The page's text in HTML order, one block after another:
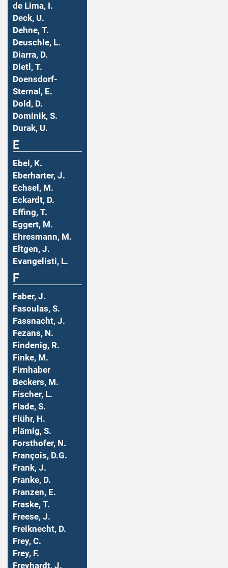
de Lima, I.
Deck, U.
Dehne, T.
Deuschle, L.
Diarra, D.
Dietl, T.
Doensdorf-
Sternal, E.
Dold, D.
Dominik, S.
Durak, U.
E
Ebel, K.
Eberharter, J.
Echsel, M.
Eckardt, D.
Effing, T.
Eggert, M.
Ehresmann, M.
Eltgen, J.
Evangelisti, L.
F
Faber, J.
Fasoulas, S.
Fassnacht, J.
Fezans, N.
Findenig, R.
Finke, M.
Firnhaber
Beckers, M.
Fischer, L.
Flade, S.
Flühr, H.
Flämig, S.
Forsthofer, N.
François, D.G.
Frank, J.
Franke, D.
Franzen, E.
Fraske, T.
Freese, J.
Freiknecht, D.
Frey, C.
Frey, F.
Freyhardt, J.